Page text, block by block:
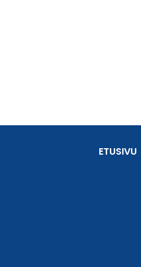
ETUSIVU